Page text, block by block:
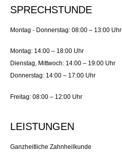
SPRECHSTUNDE
Montag - Donnerstag: 08:00 – 13:00 Uhr
Montag: 14:00 – 18:00 Uhr
Dienstag, Mittwoch: 14:00 – 19:00 Uhr
Donnerstag: 14:00 – 17:00 Uhr
Freitag: 08:00 – 12:00 Uhr
LEISTUNGEN
Ganzheitliche Zahnheilkunde